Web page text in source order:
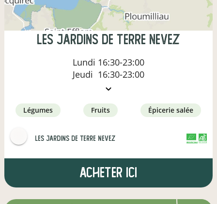
Les Jardins de Terre Nevez
Lundi 16:30-23:00
Jeudi 16:30-23:00
légumes fruits épicerie salée
Les Jardins de Terre Nevez CERTIFIÉ PAR FR-BIO-01
AGRICULTURE FRANCE
Acheter ici